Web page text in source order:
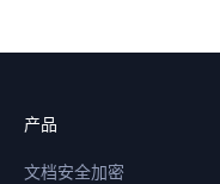
产品
文档安全加密